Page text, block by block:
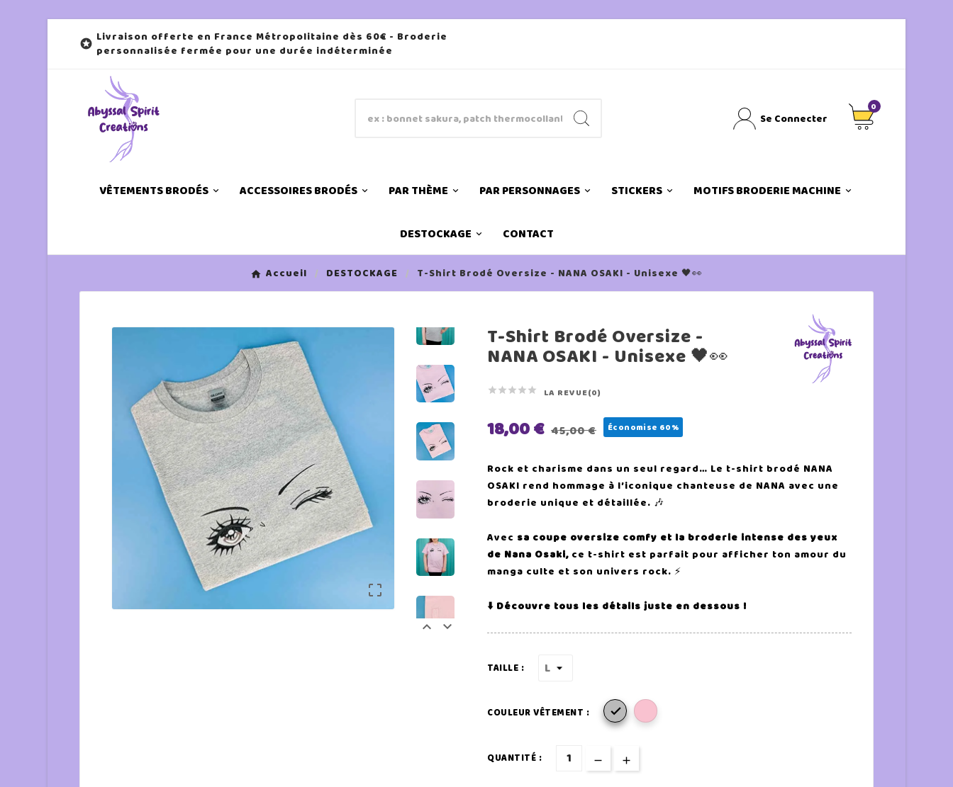
 Livraison offerte en France Métropolitaine dès 60€ - Broderie
personnalisée fermée pour une durée indéterminée
Se Connecter
0
VÊTEMENTS BRODÉS ACCESSOIRES BRODÉS PAR THÈME PAR PERSONNAGES STICKERS MOTIFS BRODERIE MACHINE
DESTOCKAGE CONTACT
Accueil DESTOCKAGE T-Shirt Brodé Oversize - NANA OSAKI - Unisexe 🖤👀

 
T-Shirt Brodé Oversize -
NANA OSAKI - Unisexe 🖤👀
     LA REVUE(0)
18,00 € 45,00 € Économise 60%
Rock et charisme dans un seul regard… Le t-shirt brodé NANA
OSAKI rend hommage à l’iconique chanteuse de NANA avec une
broderie unique et détaillée. 🎶
Avec sa coupe oversize comfy et la broderie intense des yeux
de Nana Osaki, ce t-shirt est parfait pour afficher ton amour du
manga culte et son univers rock. ⚡
⬇️ Découvre tous les détails juste en dessous !
TAILLE :
COULEUR VÊTEMENT : 
QUANTITÉ :